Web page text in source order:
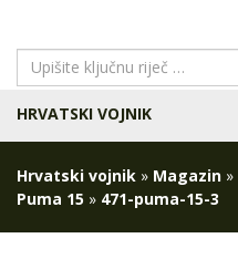
HRVATSKI VOJNIK
Hrvatski vojnik » Magazin »
Puma 15 » 471-puma-15-3